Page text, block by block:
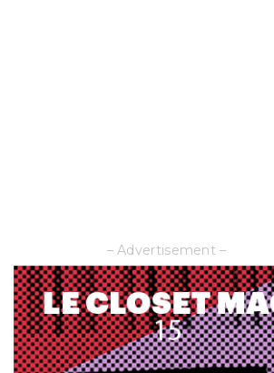
– Advertisement –